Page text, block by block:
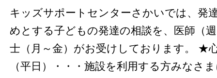
キッズサポートセンターさかいでは、発
めとする子どもの発達の相談を、医師（
士（月～金）がお受けしております。 ★
（平日）・・・施設を利用する方みなさ